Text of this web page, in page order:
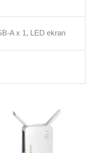
A x 1, LED ekran